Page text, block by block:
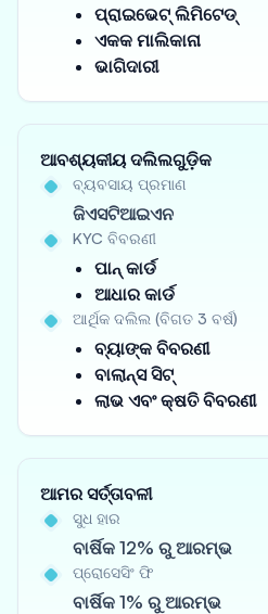
ପ୍ରାଇଭେଟ୍ ଲିମିଟେଡ୍
ଏକକ ମାଲିକାନା
ଭାଗିଦାରୀ
ଆବଶ୍ୟକୀୟ ଦଲିଲଗୁଡ଼ିକ
ବ୍ୟବସାୟ ପ୍ରମାଣ
ଜିଏସଟିଆଇଏନ
KYC ବିବରଣୀ
ପାନ୍ କାର୍ଡ
ଆଧାର କାର୍ଡ
ଆର୍ଥିକ ଦଲିଲ (ବିଗତ 3 ବର୍ଷ)
ବ୍ୟାଙ୍କ ବିବରଣୀ
ବାଲାନ୍ସ ସିଟ୍
ଲାଭ ଏବଂ କ୍ଷତି ବିବରଣୀ
ଆମର ସର୍ତ୍ତାବଳୀ
ସୁଧ ହାର
ବାର୍ଷିକ 12% ରୁ ଆରମ୍ଭ
ପ୍ରୋସେସିଂ ଫି
ବାର୍ଷିକ 1% ରୁ ଆରମ୍ଭ